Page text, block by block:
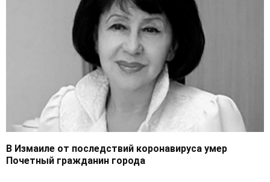
В Измаиле от последствий коронавируса умер
Почетный гражданин города